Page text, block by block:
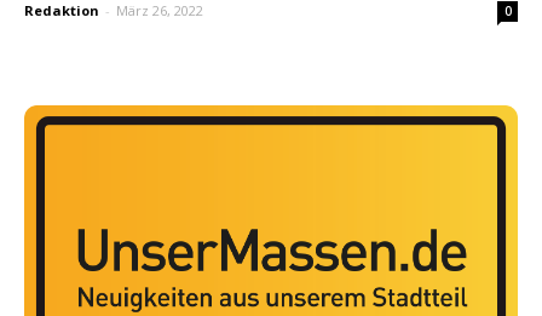
Redaktion - März 26, 2022 0